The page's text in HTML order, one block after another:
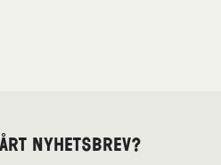
nyhetsbrev?